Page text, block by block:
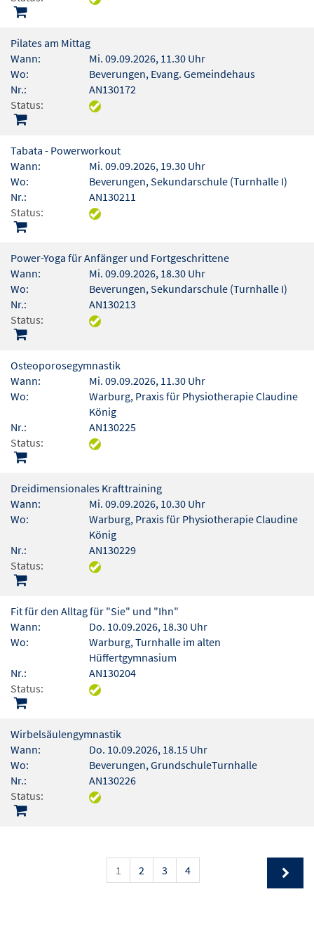
Pilates am Mittag
Wann:
Mi. 09.09.2026, 11.30 Uhr
Wo:
Beverungen, Evang. Gemeindehaus
Nr.:
AN130172
Status:
Tabata - Powerworkout
Wann:
Mi. 09.09.2026, 19.30 Uhr
Wo:
Beverungen, Sekundarschule (Turnhalle I)
Nr.:
AN130211
Status:
Power-Yoga für Anfänger und Fortgeschrittene
Wann:
Mi. 09.09.2026, 18.30 Uhr
Wo:
Beverungen, Sekundarschule (Turnhalle I)
Nr.:
AN130213
Status:
Osteoporosegymnastik
Wann:
Mi. 09.09.2026, 11.30 Uhr
Wo:
Warburg, Praxis für Physiotherapie Claudine
König
Nr.:
AN130225
Status:
Dreidimensionales Krafttraining
Wann:
Mi. 09.09.2026, 10.30 Uhr
Wo:
Warburg, Praxis für Physiotherapie Claudine
König
Nr.:
AN130229
Status:
Fit für den Alltag für "Sie" und "Ihn"
Wann:
Do. 10.09.2026, 18.30 Uhr
Wo:
Warburg, Turnhalle im alten
Hüffertgymnasium
Nr.:
AN130204
Status:
Wirbelsäulengymnastik
Wann:
Do. 10.09.2026, 18.15 Uhr
Wo:
Beverungen, GrundschuleTurnhalle
Nr.:
AN130226
Status:
1 2 3 4